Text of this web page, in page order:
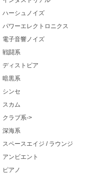
ハーシュノイズ
パワーエレクトロニクス
電子音響ノイズ
戦闘系
ディストピア
暗黒系
シンセ
スカム
クラブ系->
深海系
スペースエイジ / ラウンジ
アンビエント
ピアノ